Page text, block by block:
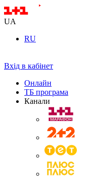
UA
RU
Вхід в кабінет
Онлайн
ТБ програма
Канали